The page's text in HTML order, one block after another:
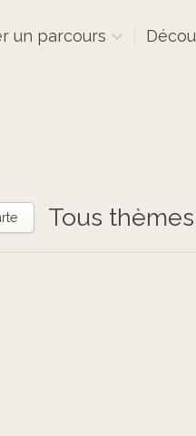
un parcours
Tous thèmes